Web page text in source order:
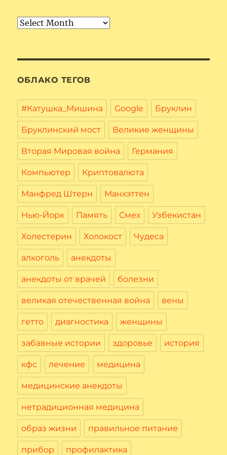
Архив
ОБЛАКО ТЕГОВ
#Катушка_Мишина Google Бруклин
Бруклинский мост Великие женщины
Вторая Мировая война Германия
Компьютер Криптовалюта
Манфред Штерн Манхэттен
Нью-Йорк Память Смех Узбекистан
Холестерин Холокост Чудеса
алкоголь анекдоты
анекдоты от врачей болезни
великая отечественная война вены
гетто диагностика женщины
забавные истории здоровье история
кфс лечение медицина
медицинские анекдоты
нетрадиционная медицина
образ жизни правильное питание
прибор профилактика